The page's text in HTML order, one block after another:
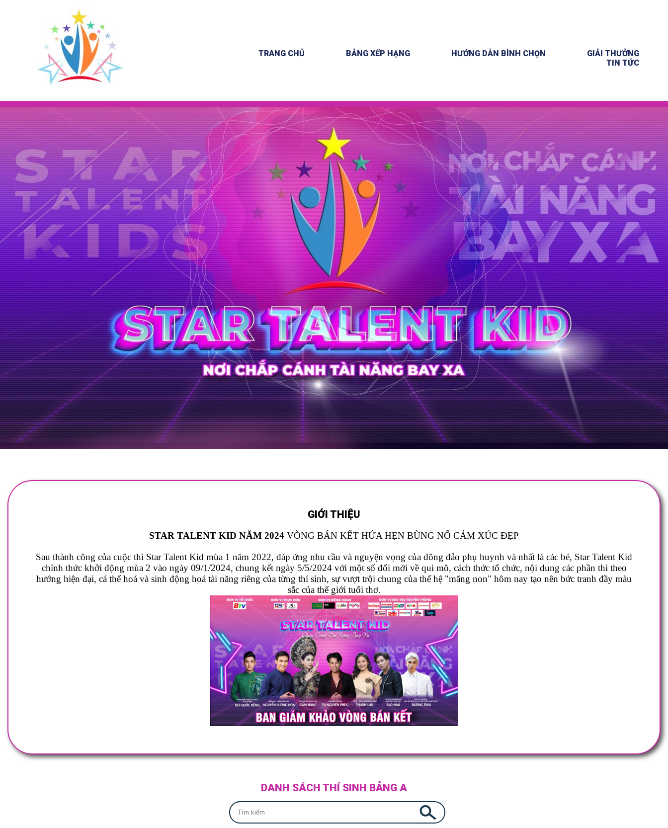
TRANG CHỦ BẢNG XẾP HẠNG HƯỚNG DẪN BÌNH CHỌN
GIẢI THƯỞNG
TIN TỨC
GIỚI THIỆU
STAR TALENT KID NĂM 2024 VÒNG BÁN KẾT HỨA HẸN BÙNG NỔ CẢM XÚC ĐẸP
Sau thành công của cuộc thi Star Talent Kid mùa 1 năm 2022, đáp ứng nhu cầu và nguyện vọng của đông đảo phụ huynh và nhất là các bé, Star Talent Kid
chính thức khởi động mùa 2 vào ngày 09/1/2024, chung kết ngày 5/5/2024 với một số đổi mới về qui mô, cách thức tổ chức, nội dung các phần thi theo
hướng hiện đại, cá thể hoá và sinh động hoá tài năng riêng của từng thí sinh, sự vượt trội chung của thế hệ "măng non" hôm nay tạo nên bức tranh đầy màu
sắc của thế giới tuổi thơ.
DANH SÁCH THÍ SINH BẢNG A